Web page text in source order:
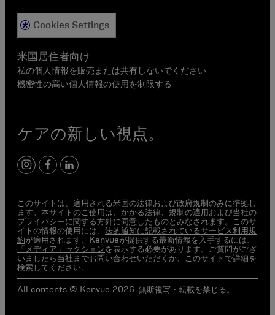
ケアの新しい視点。
Instagram
Facebook
LinkedIn
Cookies Settings
米国居住者向け
私の個人情報を販売または共有しないでください
機密性の高い個人情報の使用を制限する
このサイトは、適用される米国の法律および政府規制のみに準拠し
ます。本サイトのご使用は、かかる法律、規制の適用および当社の
プライバシーに関する方針に同意したものとみなされます。このサ
イトの情報の使用には、 法的通知に記載されているサービス利用規
約が適用されます。Kenvueが提供する最新情報を入手するには、
「メディア」セクションを表示する必要があります。ご質問がござ
いましたら 当社までお問い合わせいただくか、このサイトで詳細を
検索してください。
All contents © Kenvue 2026. 無断複写・転載を禁じる。